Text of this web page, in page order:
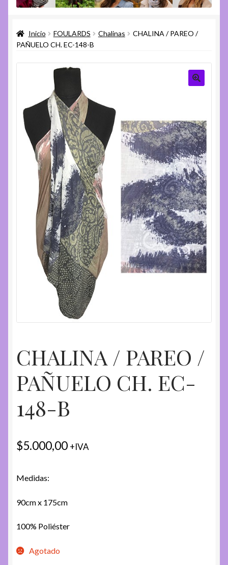
menú
menú
Ayuda
menú
hijo
Inicio FOULARDS Chalinas
CHALINA / PAREO /
PAÑUELO CH. EC-148-B
CHALINA / PAREO /
PAÑUELO CH. EC-
148-B
$5.000,00 +IVA
Medidas:
90cm x 175cm
100% Poliéster
Agotado